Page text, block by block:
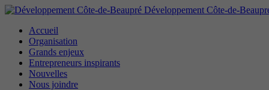
Développement Côte-de-
Accueil
Organisation
Grands enjeux
Entrepreneurs inspirants
Nouvelles
Nous joindre